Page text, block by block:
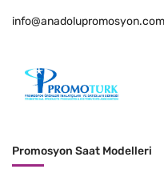
info@anadolupromosyon.com
Promosyon Saat Modelleri